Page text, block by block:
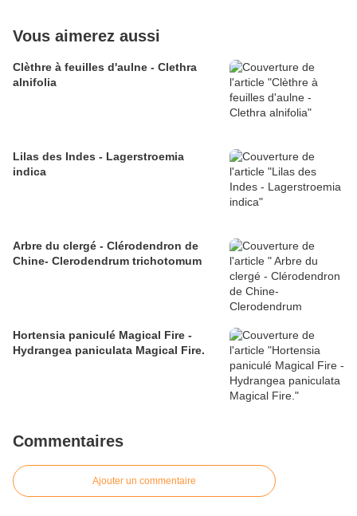
Vous aimerez aussi
Clèthre à feuilles d'aulne - Clethra
alnifolia
Lilas des Indes - Lagerstroemia
indica
Arbre du clergé - Clérodendron de
Chine- Clerodendrum trichotomum
Hortensia paniculé Magical Fire -
Hydrangea paniculata Magical Fire.
Commentaires
Ajouter un commentaire